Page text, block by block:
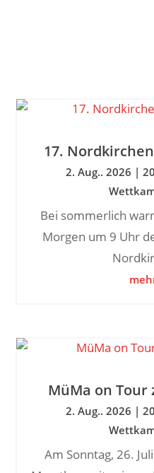
17.
2. Aug.. 2026 |
Bei sommerlich
Morgen um 9 Uhr
MüMa on Tour
2. Aug.. 2026 |
Am Sonntag, 26.